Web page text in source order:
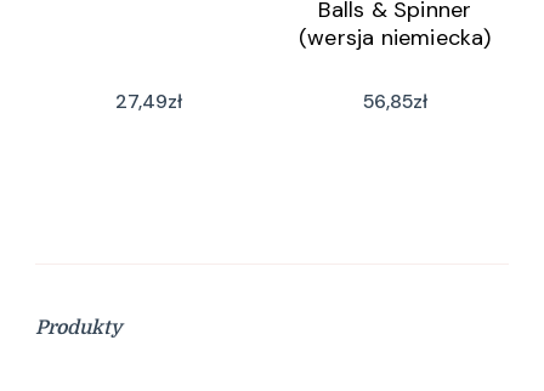
27,49zł
Balls & Spinner
(wersja niemiecka)
56,85zł
Produkty